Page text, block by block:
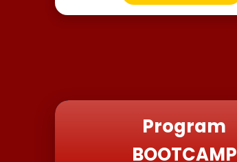
Program
BOOTCAMP